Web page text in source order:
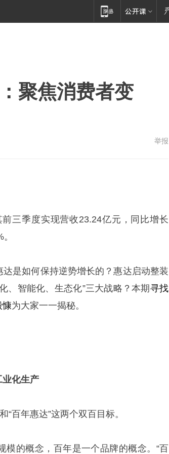
聚焦消费者变
举报
三季度实现营收23.24亿元，同比增长
是如何保持逆势增长的？惠达启动整装
、智能化、生态化”三大战略？本期寻找
慷为大家一一揭秘。
业化生产
“百年惠达”这两个双百目标。
的概念，百年是一个品牌的概念。“百